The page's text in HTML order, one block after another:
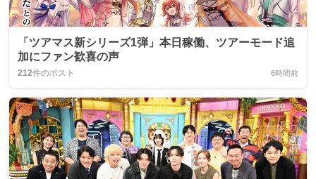
「ツアマス新シリーズ1弾」本日稼働、ツアーモード追
加にファン歓喜の声
212件のポスト 6時間前